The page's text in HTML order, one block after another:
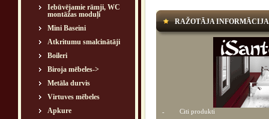
Iebūvējamie rāmji, WC
montāžas moduļi
Mini Baseini
Atkritumu smalcinātāji
Boileri
Biroja mēbeles->
Metāla durvis
Virtuves mēbeles
Apkure
RAŽOTĀJA INFORMĀCIJA
- Citi produkti